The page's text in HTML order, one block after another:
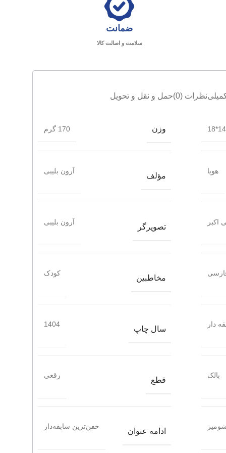
ضمانت
سلامت و اصالت کالا
نظرات (0) حمل و نقل و تحویل
14*18 وزن 170 گرم
هوپا
مؤلف
آرون بلیبی
اکبر
تصویرگر
آرون بلیبی
مخاطبین
کودک
دار
سال چاپ
1404
بالک
قطع
رقعی
شومیز
ادامه عنوان
خفن‌ترین سابقه‌دار